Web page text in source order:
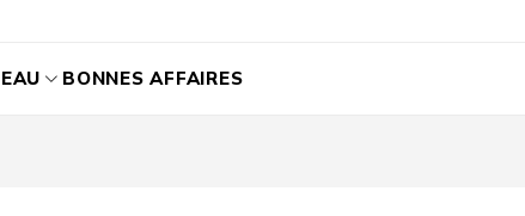
BONNES AFFAIRES